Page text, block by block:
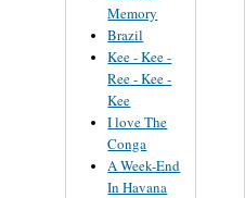
Memory
Brazil
Kee - Kee -
Ree - Kee -
Kee
I love The
Conga
A Week-End
In Havana